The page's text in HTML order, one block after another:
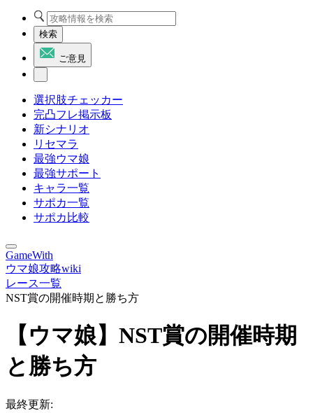
検索
ご意見
選択肢チェッカー
完凸フレ掲示板
新シナリオ
リセマラ
最強ウマ娘
最強サポート
キャラ一覧
サポカ一覧
サポカ比較
GameWith
ウマ娘攻略wiki
レース一覧
NST賞の開催時期と勝ち方
【ウマ娘】NST賞の開催時期
と勝ち方
最終更新: